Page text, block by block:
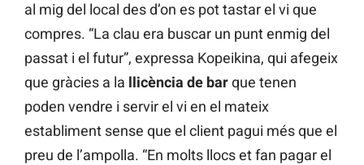
al mig del local des d’on es pot tastar el vi que
compres. “La clau era buscar un punt enmig del
passat i el futur”, expressa Kopeikina, qui afegeix
que gràcies a la llicència de barque tenen
poden vendre i servir el vi en el mateix
establiment sense que el client pagui més que el
preu de l’ampolla. “En molts llocs et fan pagar el